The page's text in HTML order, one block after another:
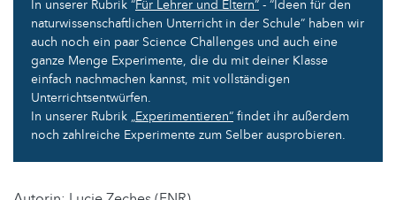
In unserer Rubrik “Für Lehrer und Eltern” - “Ideen für den
naturwissenschaftlichen Unterricht in der Schule” haben wir
auch noch ein paar Science Challenges und auch eine
ganze Menge Experimente, die du mit deiner Klasse
einfach nachmachen kannst, mit vollständigen
Unterrichtsentwürfen.
In unserer Rubrik „Experimentieren“ findet ihr außerdem
noch zahlreiche Experimente zum Selber ausprobieren.